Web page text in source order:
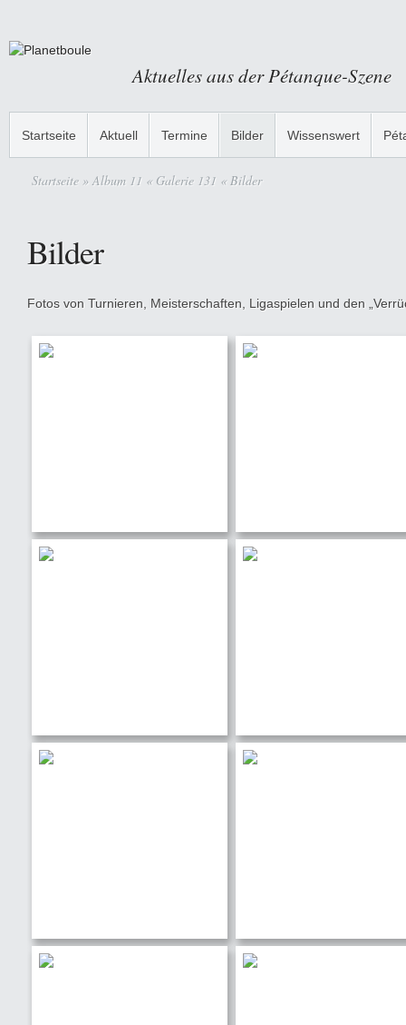
Aktuelles aus der Pétanque-Szene
Startseite Aktuell Termine Bilder Wissenswert
Startseite » Album 11 « Galerie 131 « Bilder
Bilder
Fotos von Turnieren, Meisterschaften, Ligaspielen und den